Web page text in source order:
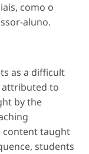
como o
aluno.
as a difficult
attributed to
by the
content taught
students